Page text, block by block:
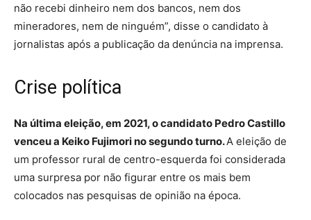
não recebi dinheiro nem dos bancos, nem dos
mineradores, nem de ninguém”, disse o candidato à
jornalistas após a publicação da denúncia na imprensa.
Crise política
Na última eleição, em 2021, o candidato Pedro Castillo
venceu a Keiko Fujimori no segundo turno.A eleição de
um professor rural de centro-esquerda foi considerada
uma surpresa por não figurar entre os mais bem
colocados nas pesquisas de opinião na época.